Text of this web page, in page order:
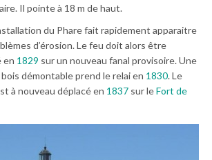
Il pointe à 18 m de haut.
du Phare fait rapidement apparaitre
d’érosion. Le feu doit alors être
en 1829 sur un nouveau fanal provisoire. Une
démontable prend le relai en 1830. Le
à nouveau déplacé en 1837 sur leFort de